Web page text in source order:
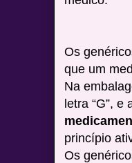
Os
que um
Na
letra “G”, e
princípio
Os